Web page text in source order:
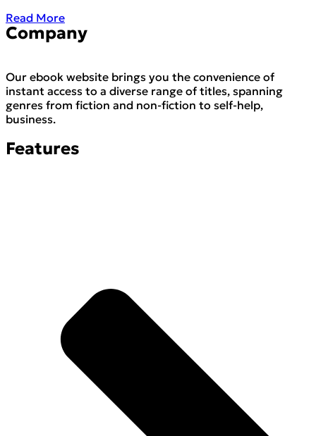
Read More
Company
Our ebook website brings you the convenience of
instant access to a diverse range of titles, spanning
genres from fiction and non-fiction to self-help,
business.
Features